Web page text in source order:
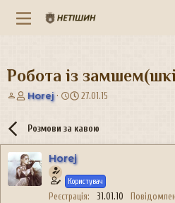
Робота із
А
о
р
т
е
м
Horej
Д
а
с
о
р
27.01.15
Розмови за кавою
Horej
Користувач
Реєстрація 31.01.10